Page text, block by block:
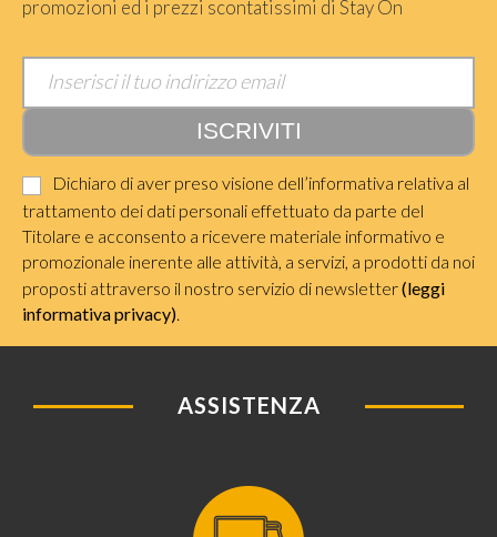
promozioni ed i prezzi scontatissimi di Stay On
Dichiaro di aver preso visione dell’informativa relativa al
trattamento dei dati personali effettuato da parte del
Titolare e acconsento a ricevere materiale informativo e
promozionale inerente alle attività, a servizi, a prodotti da noi
proposti attraverso il nostro servizio di newsletter(leggi
informativa privacy).
ASSISTENZA